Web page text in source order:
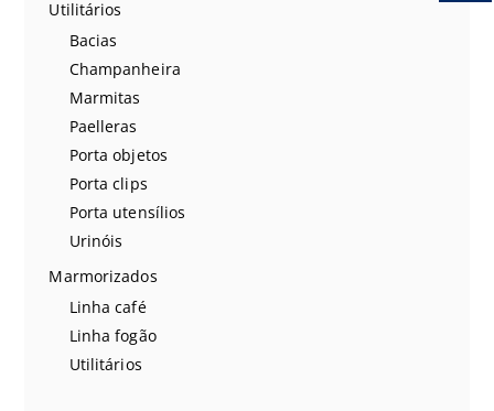
Utilitários
Bacias
Champanheira
Marmitas
Paelleras
Porta objetos
Porta clips
Porta utensílios
Urinóis
Marmorizados
Linha café
Linha fogão
Utilitários